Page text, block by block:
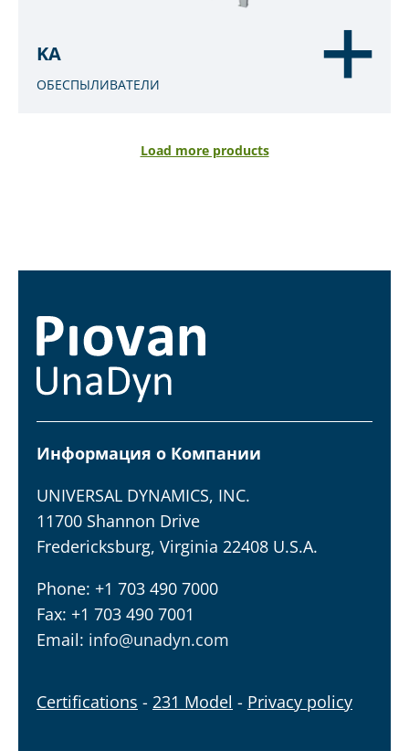
KA
ОБЕСПЫЛИВАТЕЛИ
Load more products
Информация о Компании
UNIVERSAL DYNAMICS, INC.
11700 Shannon Drive
Fredericksburg, Virginia 22408 U.S.A.
Phone: +1 703 490 7000
Fax: +1 703 490 7001
Email: info@unadyn.com
Certifications - 231 Model - Privacy policy